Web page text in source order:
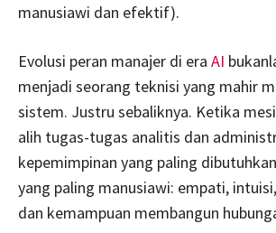
manusiawi dan efektif).
Evolusi peran manajer di era AI
menjadi seorang teknisi yang mahir
sistem. Justru sebaliknya. Ketika
alih tugas-tugas analitis dan
kepemimpinan yang paling
yang paling manusiawi: empati,
dan kemampuan membangun